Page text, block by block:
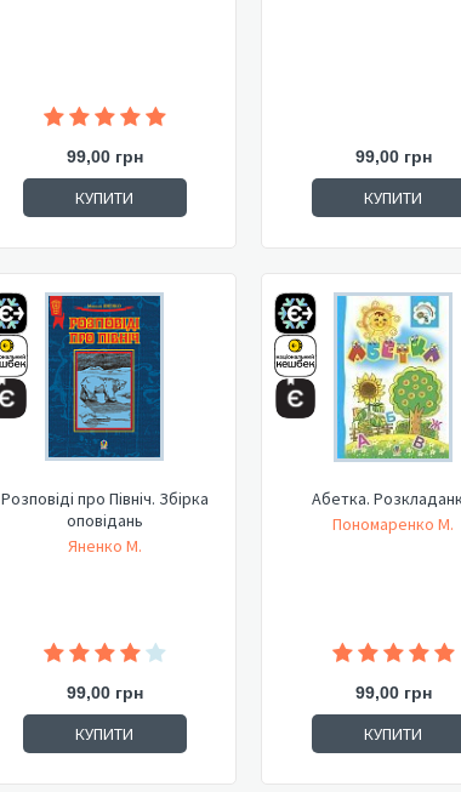
99,00 грн
КУПИТИ
99,00 грн
КУПИТИ
Розповіді про Північ. Збірка
оповідань
Яненко М.
99,00 грн
КУПИТИ
Абетка.
Пономаренко М.
99,00 грн
КУПИТИ